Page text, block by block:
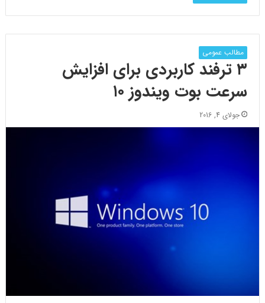
مطالب عمومی
۳ ترفند کاربردی برای افزایش
سرعت بوت ویندوز ۱۰
جولای 4, 2016